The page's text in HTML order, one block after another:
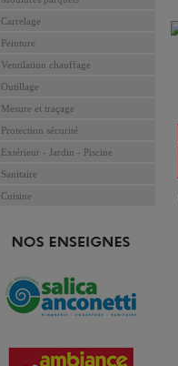
Carrelage
Peinture
Ventilation chauffage
Outillage
Mesure et traçage
Protection sécurité
Extérieur - Jardin - Piscine
Sanitaire
Cuisine